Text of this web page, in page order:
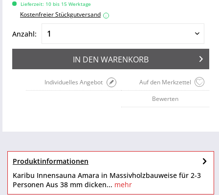
Lieferzeit: 10 bis 15 Werktage
Kostenfreier Stückgutversand i
Anzahl:
IN DEN WARENKORB
Auf den Merkzettel
Individuelles Angebot
Bewerten
Produktinformationen
Karibu Innensauna Amara in Massivholzbauweise für 2-3
Personen Aus 38 mm dicken... mehr